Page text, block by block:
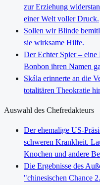
zur Erziehung
einer Welt voller Druck.
Sollen wir Blinde
sie wirksame Hilfe.
Der Echter Spier –
Bonbon ihren Namen
Skála erinnerte an die
totalitären Theokratie
Auswahl des Chefredakteurs
Der ehemalige US-
schweren Krankheit.
Knochen und andere
Die Ergebnisse des
"chinesischen Chance